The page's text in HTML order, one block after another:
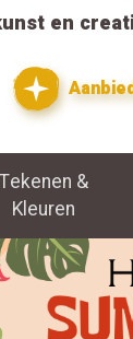
en
Zoeken
Tekenen &
Kleuren